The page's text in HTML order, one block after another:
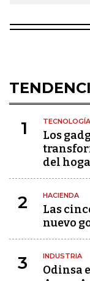
1 TECNOLOGÍA
Los
del
2 HACIENDA
Las
nuevo
3 INDUSTRIA
Odinsa